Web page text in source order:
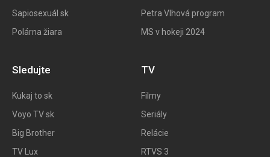
Sapiosexuál sk
Polárna žiara
Petra Vlhová program
MS v hokeji 2024
Sledujte
Kukaj to sk
Voyo TV sk
Big Brother
TV Lux
TV
Filmy
Seriály
Relácie
RTVS 3